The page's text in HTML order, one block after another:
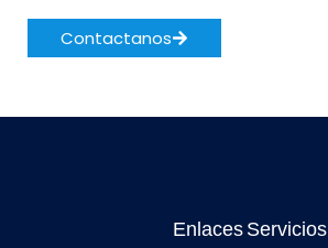
Contactanos
Servicios
Enlaces